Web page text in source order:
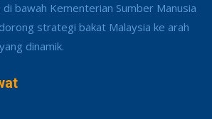
di bawah Kementerian Sumber Manusia
strategi bakat Malaysia ke arah
dinamik.